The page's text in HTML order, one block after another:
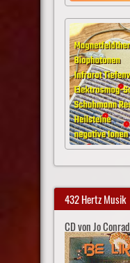
432 Hertz Musik
CD von Jo Conrad